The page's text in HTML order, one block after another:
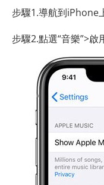
步驟1.導航到iPhone
步驟2.點選“音樂”>啟